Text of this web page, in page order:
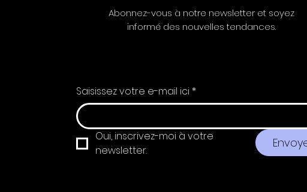
Abonnez-vous à notre newsletter et soyez
informé des nouvelles tendances.
Saisissez votre e-mail ici *
Oui, inscrivez-moi à votre
newsletter.